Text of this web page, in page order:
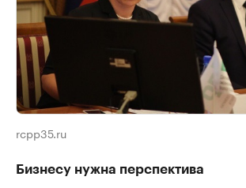
rcpp35.ru
Бизнесу нужна перспектива